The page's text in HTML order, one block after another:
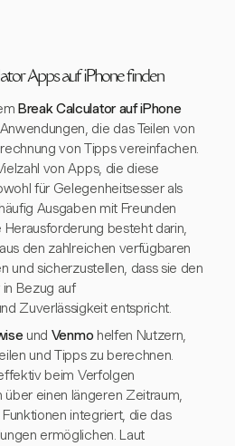
Apps auf iPhone finden
Break Calculator auf iPhone
die das Teilen von
von Tipps vereinfachen.
von Apps, die diese
für Gelegenheitsesser als
Ausgaben mit Freunden
besteht darin,
den zahlreichen verfügbaren
und sicherzustellen, dass sie den
Bezug auf
Zuverlässigkeit entspricht.
und Venmo helfen Nutzern,
und Tipps zu berechnen.
beim Verfolgen
einen längeren Zeitraum,
integriert, die das
ermöglichen. Laut